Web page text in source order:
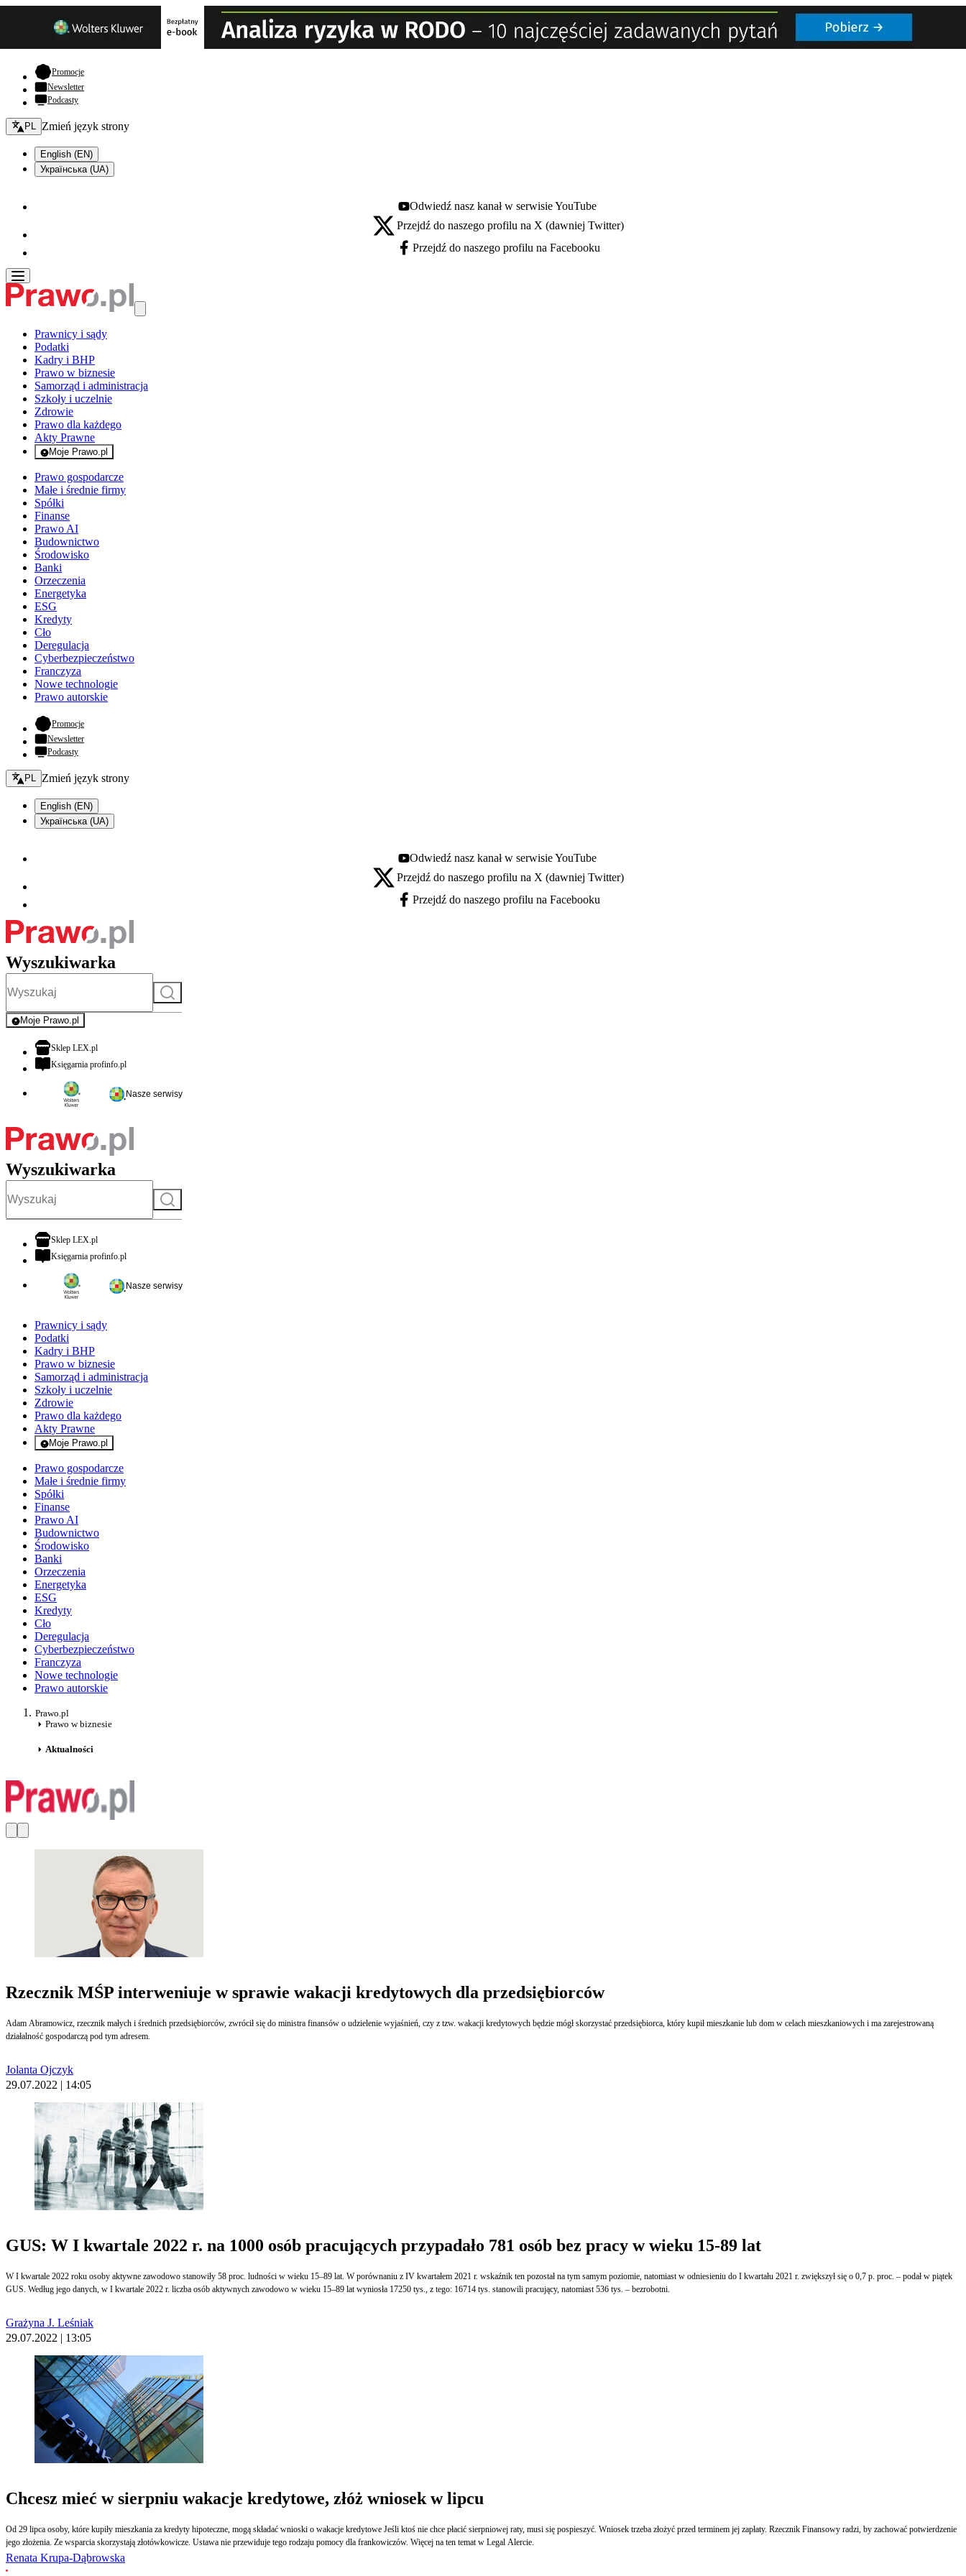
Promocje- otwiera się w nowej karcie
Newsletter
Podcasty
Zmień język - bieżący:
PL Zmień język strony
English (EN)
Українська (UA)
Youtube - otwiera się w nowej karcie
Odwiedź nasz kanał w serwisie YouTube
X - otwiera się w nowej karcie
Przejdź do naszego profilu na X (dawniej Twitter)
Facebook - otwiera się w nowej karcie
Przejdź do naszego profilu na Facebooku
Prawnicy i sądy
Podatki
Kadry i BHP
Prawo w biznesie
Samorząd i administracja
Szkoły i uczelnie
Zdrowie
Prawo dla każdego
Akty Prawne
Moje Prawo.pl
- rejestracja i logowanie do serwisu
Prawo gospodarcze
Małe i średnie firmy
Spółki
Finanse
Prawo AI
Budownictwo
Środowisko
Banki
Orzeczenia
Energetyka
ESG
Kredyty
Cło
Deregulacja
Cyberbezpieczeństwo
Franczyza
Nowe technologie
Prawo autorskie
Promocje- otwiera się w nowej karcie
Newsletter
Podcasty
Zmień język - bieżący:
PL Zmień język strony
English (EN)
Українська (UA)
Youtube - otwiera się w nowej karcie
Odwiedź nasz kanał w serwisie YouTube
X - otwiera się w nowej karcie
Przejdź do naszego profilu na X (dawniej Twitter)
Facebook - otwiera się w nowej karcie
Przejdź do naszego profilu na Facebooku
Wyszukiwarka
Szukaj
Moje Prawo.pl
- rejestracja i logowanie do serwisu
Sklep LEX.plotwiera się w nowej karcie
Księgarnia profinfo.plotwiera się w nowej karcie
Nasze serwisy
Wyszukiwarka
Szukaj
Sklep LEX.plotwiera się w nowej karcie
Księgarnia profinfo.plotwiera się w nowej karcie
Nasze serwisy
Prawnicy i sądy
Podatki
Kadry i BHP
Prawo w biznesie
Samorząd i administracja
Szkoły i uczelnie
Zdrowie
Prawo dla każdego
Akty Prawne
Moje Prawo.pl
- rejestracja i logowanie do serwisu
Prawo gospodarcze
Małe i średnie firmy
Spółki
Finanse
Prawo AI
Budownictwo
Środowisko
Banki
Orzeczenia
Energetyka
ESG
Kredyty
Cło
Deregulacja
Cyberbezpieczeństwo
Franczyza
Nowe technologie
Prawo autorskie
Prawo.pl
Prawo w biznesie
Aktualności
Rzecznik MŚP interweniuje w sprawie wakacji kredytowych dla przedsiębiorców
Adam Abramowicz, rzecznik małych i średnich przedsiębiorców, zwrócił się do ministra finansów o udzielenie wyjaśnień, czy z tzw. wakacji kredytowych będzie mógł skorzystać przedsiębiorca, który kupił mieszkanie lub dom w celach mieszkaniowych i ma zarejestrowaną
działalność gospodarczą pod tym adresem.
Jolanta Ojczyk
29.07.2022 | 14:05
GUS: W I kwartale 2022 r. na 1000 osób pracujących przypadało 781 osób bez pracy w wieku 15-89 lat
W I kwartale 2022 roku osoby aktywne zawodowo stanowiły 58 proc. ludności w wieku 15–89 lat. W porównaniu z IV kwartałem 2021 r. wskaźnik ten pozostał na tym samym poziomie, natomiast w odniesieniu do I kwartału 2021 r. zwiększył się o 0,7 p. proc. – podał w piątek
GUS. Według jego danych, w I kwartale 2022 r. liczba osób aktywnych zawodowo w wieku 15–89 lat wyniosła 17250 tys., z tego: 16714 tys. stanowili pracujący, natomiast 536 tys. – bezrobotni.
Grażyna J. Leśniak
29.07.2022 | 13:05
Chcesz mieć w sierpniu wakacje kredytowe, złóż wniosek w lipcu
Od 29 lipca osoby, które kupiły mieszkania za kredyty hipoteczne, mogą składać wnioski o wakacje kredytowe Jeśli ktoś nie chce płacić sierpniowej raty, musi się pospieszyć. Wniosek trzeba złożyć przed terminem jej zapłaty. Rzecznik Finansowy radzi, by zachować potwierdzenie
jego złożenia. Ze wsparcia skorzystają złotówkowicze. Ustawa nie przewiduje tego rodzaju pomocy dla frankowiczów. Więcej na ten temat w Legal Alercie.
Renata Krupa-Dąbrowska